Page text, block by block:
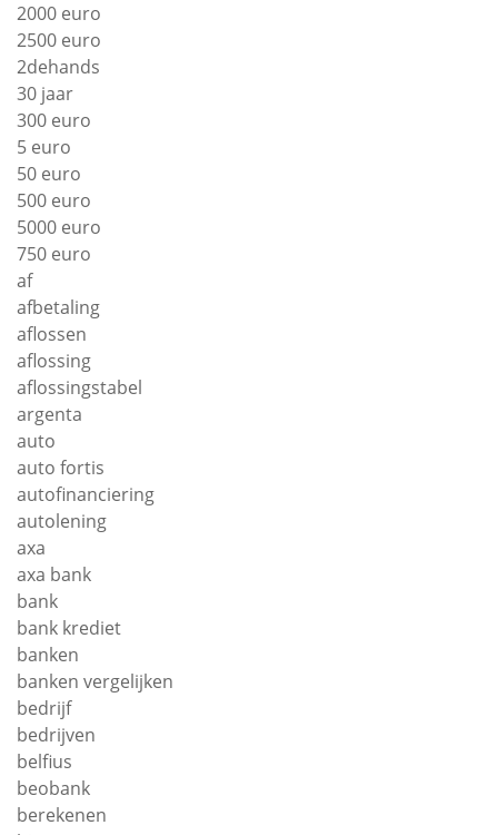
2000 euro
2500 euro
2dehands
30 jaar
300 euro
5 euro
50 euro
500 euro
5000 euro
750 euro
af
afbetaling
aflossen
aflossing
aflossingstabel
argenta
auto
auto fortis
autofinanciering
autolening
axa
axa bank
bank
bank krediet
banken
banken vergelijken
bedrijf
bedrijven
belfius
beobank
berekenen